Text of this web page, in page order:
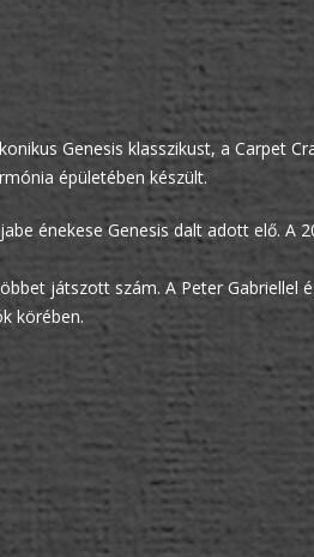
Genesis klasszikust, a Carpet
épületében készült.
énekese Genesis dalt adott elő. A
játszott szám. A Peter Gabriellel
körében.